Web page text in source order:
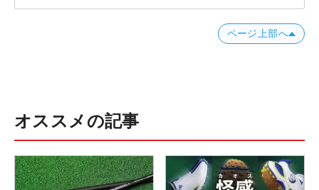
ページ上部へ
オススメの記事